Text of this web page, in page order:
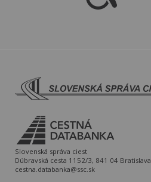
Slovenská správa ciest
Dúbravská cesta 1152/3, 841 04 Bratislava
cestna.databanka@ssc.sk